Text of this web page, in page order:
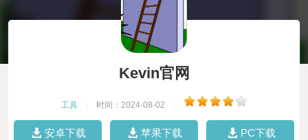
Kevin官网
工具 时间：2024-08-02
安卓下载 苹果下载 PC下载